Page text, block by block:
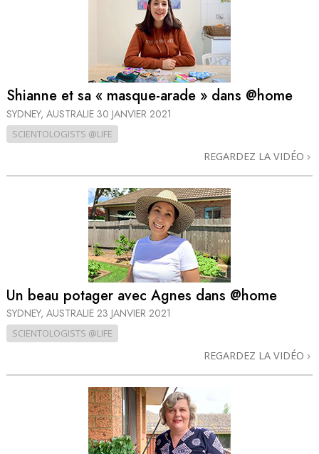
Shianne et sa « masque-arade » dans @home
SYDNEY, AUSTRALIE 30 JANVIER 2021
SCIENTOLOGISTS @LIFE
REGARDEZ LA VIDÉO
Un beau potager avec Agnes dans @home
SYDNEY, AUSTRALIE 23 JANVIER 2021
SCIENTOLOGISTS @LIFE
REGARDEZ LA VIDÉO